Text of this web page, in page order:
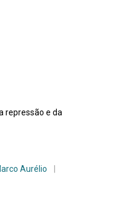
repressão e da
Aurélio